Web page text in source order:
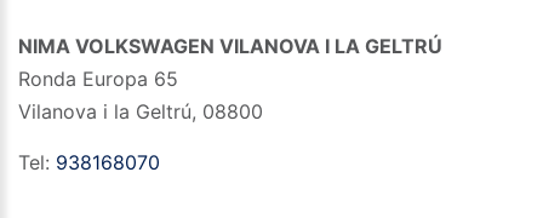
NIMA VOLKSWAGEN VILANOVA I LA GELTRÚ
Ronda Europa 65
Vilanova i la Geltrú, 08800
Tel: 938168070